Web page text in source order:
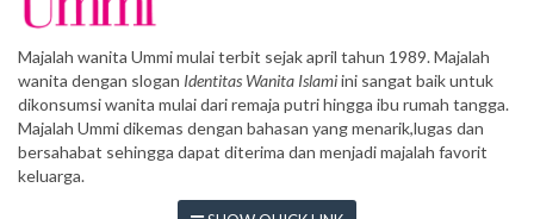
Majalah wanita Ummi mulai terbit sejak april tahun 1989. Majalah
wanita dengan slogan Identitas Wanita Islamiini sangat baik untuk
dikonsumsi wanita mulai dari remaja putri hingga ibu rumah tangga.
Majalah Ummi dikemas dengan bahasan yang menarik,lugas dan
bersahabat sehingga dapat diterima dan menjadi majalah favorit
keluarga.